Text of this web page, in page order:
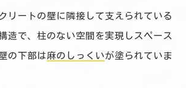
リートの壁に隣接して支えられている
造で、柱のない空間を実現しスペース
の下部は麻のしっくいが塗られていま